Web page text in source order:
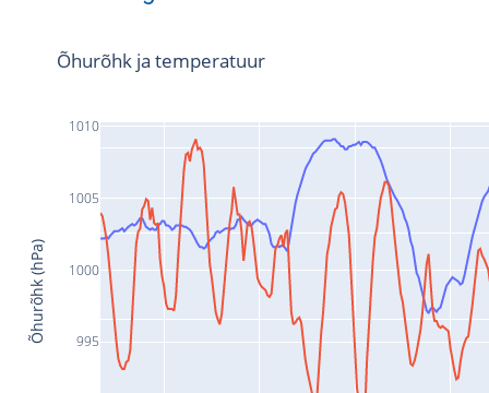
995
1000
1005
1010
Õhurõhk ja temperatuur
Õhurõhk (hPa)